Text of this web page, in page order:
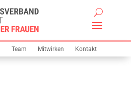
Team Mitwirken Kontakt